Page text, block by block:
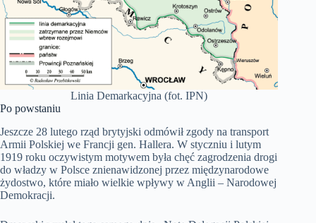
Linia Demarkacyjna (fot. IPN)
Po powstaniu
Jeszcze 28 lutego rząd brytyjski odmówił zgody na transport
Armii Polskiej we Francji gen. Hallera. W styczniu i lutym
1919 roku oczywistym motywem była chęć zagrodzenia drogi
do władzy w Polsce znienawidzonej przez międzynarodowe
żydostwo, które miało wielkie wpływy w Anglii – Narodowej
Demokracji.